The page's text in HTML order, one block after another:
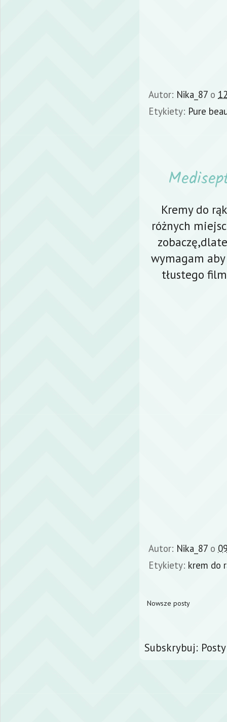
Autor: Nika_87 o
Etykiety: Pure
Kremy do
różnych
wymagam
tłustego
Autor: Nika_87 o
Etykiety: krem do
Nowsze posty
Subskrybuj: